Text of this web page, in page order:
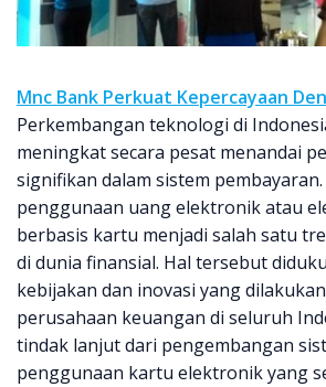
Mnc Bank Perkuat Kepercayaan
Perkembangan teknologi di
meningkat secara pesat menandai
signifikan dalam sistem
penggunaan uang elektronik atau
berbasis kartu menjadi salah satu
di dunia finansial. Hal tersebut
kebijakan dan inovasi yang
perusahaan keuangan di seluruh
tindak lanjut dari pengembangan
penggunaan kartu elektronik yang